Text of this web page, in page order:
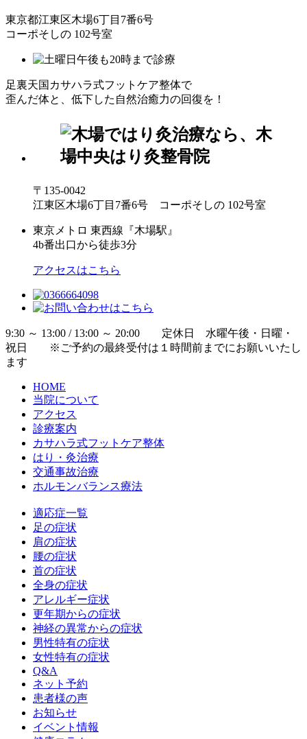
東京都江東区木場6丁目7番6号
コーポそしの 102号室
足裏天国カサハラ式フットケア整体で
歪んだ体と、低下した自然治癒力の回復を！
〒135-0042
江東区木場6丁目7番6号 コーポそしの 102号室
東京メトロ 東西線『木場駅』
4b番出口から徒歩3分
アクセスはこちら
9:30 ～ 13:00 / 13:00 ～ 20:00 定休日 水曜午後・日曜・
祝日 ※ご予約の最終受付は１時間前までにお願いいたし
ます
HOME
当院について
アクセス
診療案内
カサハラ式フットケア整体
はり・灸治療
交通事故治療
ホルモンバランス療法
適応症一覧
足の症状
肩の症状
腰の症状
首の症状
全身の症状
アレルギー症状
更年期からの症状
神経の異常からの症状
男性特有の症状
女性特有の症状
Q&A
ネット予約
患者様の声
お知らせ
イベント情報